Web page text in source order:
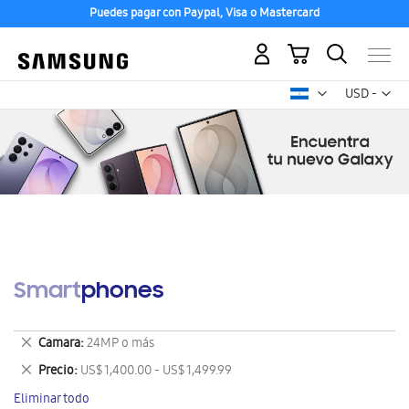
Puedes pagar con Paypal, Visa o Mastercard
USD -
dólar
Mi carrito
Smartphones
Camara 24MP o más
Eliminar
este
artículo
Precio US$ 1,400.00 - US$ 1,499.99
Eliminar
este
Eliminar todo